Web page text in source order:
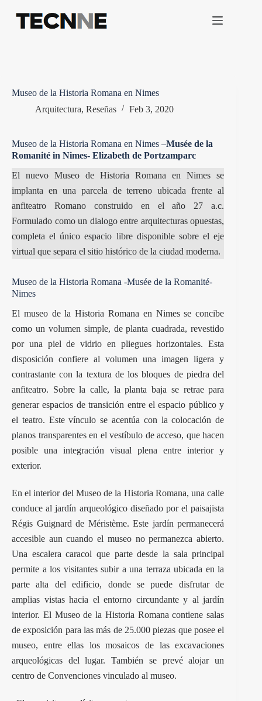
contenido
Museo de la Historia Romana en Nimes
Arquitectura, Reseñas Feb 3, 2020
Museo de la Historia Romana en Nimes –Musée de la
Romanité in Nimes- Elizabeth de Portzamparc
El nuevo Museo de Historia Romana en Nimes se
implanta en una parcela de terreno ubicada frente al
anfiteatro Romano construido en el año 27 a.c.
Formulado como un dialogo entre arquitecturas opuestas,
completa el único espacio libre disponible sobre el eje
virtual que separa el sitio histórico de la ciudad moderna.
Museo de la Historia Romana -Musée de la Romanité-
Nimes
El museo de la Historia Romana en Nimes se concibe
como un volumen simple, de planta cuadrada, revestido
por una piel de vidrio en pliegues horizontales. Esta
disposición confiere al volumen una imagen ligera y
contrastante con la textura de los bloques de piedra del
anfiteatro. Sobre la calle, la planta baja se retrae para
generar espacios de transición entre el espacio público y
el teatro. Este vínculo se acentúa con la colocación de
planos transparentes en el vestíbulo de acceso, que hacen
posible una integración visual plena entre interior y
exterior.
En el interior del Museode la Historia Romana, una calle
conduce al jardín arqueológico diseñado por el paisajista
Régis Guignard de Méristème. Este jardín permanecerá
accesible aun cuando el museo no permanezca abierto.
Una escalera caracol que parte desde la sala principal
permite a los visitantes subir a una terraza ubicada en la
parte alta del edificio, donde se puede disfrutar de
amplias vistas hacia el entorno circundante y al jardín
interior. El Museo de la Historia Romana contiene salas
de exposición para las más de 25.000 piezas que posee el
museo, entre ellas los mosaicos de las excavaciones
arqueológicas del lugar. También se prevé alojar un
centro de Convenciones vinculado al museo.